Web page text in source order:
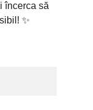
încerca să
✨